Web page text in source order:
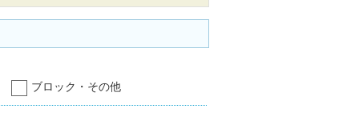
ブロック・その他